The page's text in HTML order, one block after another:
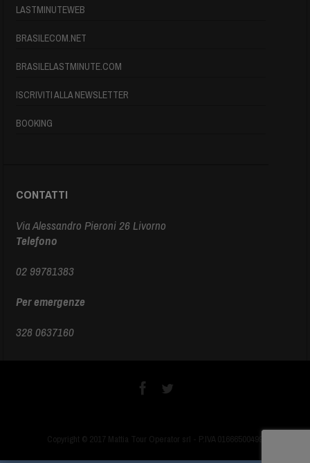
LASTMINUTEWEB
BRASILECOM.NET
BRASILELASTMINUTE.COM
ISCRIVITI ALLA NEWSLETTER
BOOKING
CONTATTI
Via Alessandro Pieroni 26 Livorno
Telefono
02 99781383
Per emergenze
328 0637160
Copyright © 2017 Mattia Tour Operator srl - P.IVA 01666500499